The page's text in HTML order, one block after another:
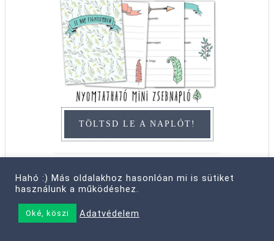
TÖLTSD LE A NAPLÓT!
MIT KERESEL?
Hahó :) Más oldalakhoz hasonlóan mi is sütiket
használunk a működéshez.
Oké, köszi Adatvédelem